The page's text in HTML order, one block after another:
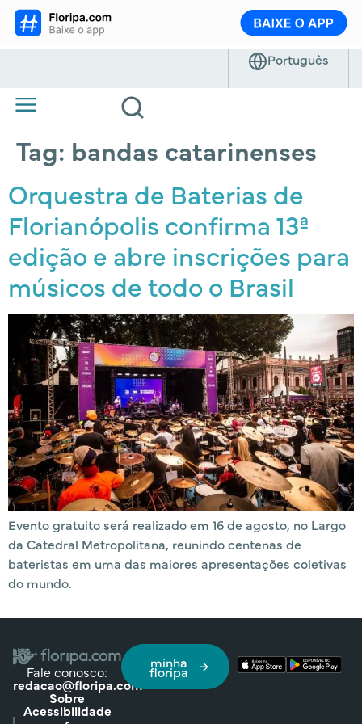
Tag: bandas catarinenses
Orquestra de Baterias de
Florianópolis confirma 13ª
edição e abre inscrições para
músicos de todo o Brasil
Evento gratuito será realizado em 16 de agosto, no Largo
da Catedral Metropolitana, reunindo centenas de
bateristas em uma das maiores apresentações coletivas
do mundo.
Fale conosco:
redacao@floripa.com
Sobre
Acessibilidade
minha
floripa